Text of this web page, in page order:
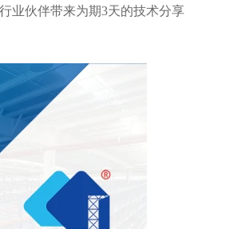
业伙伴带来为期3天的技术分享